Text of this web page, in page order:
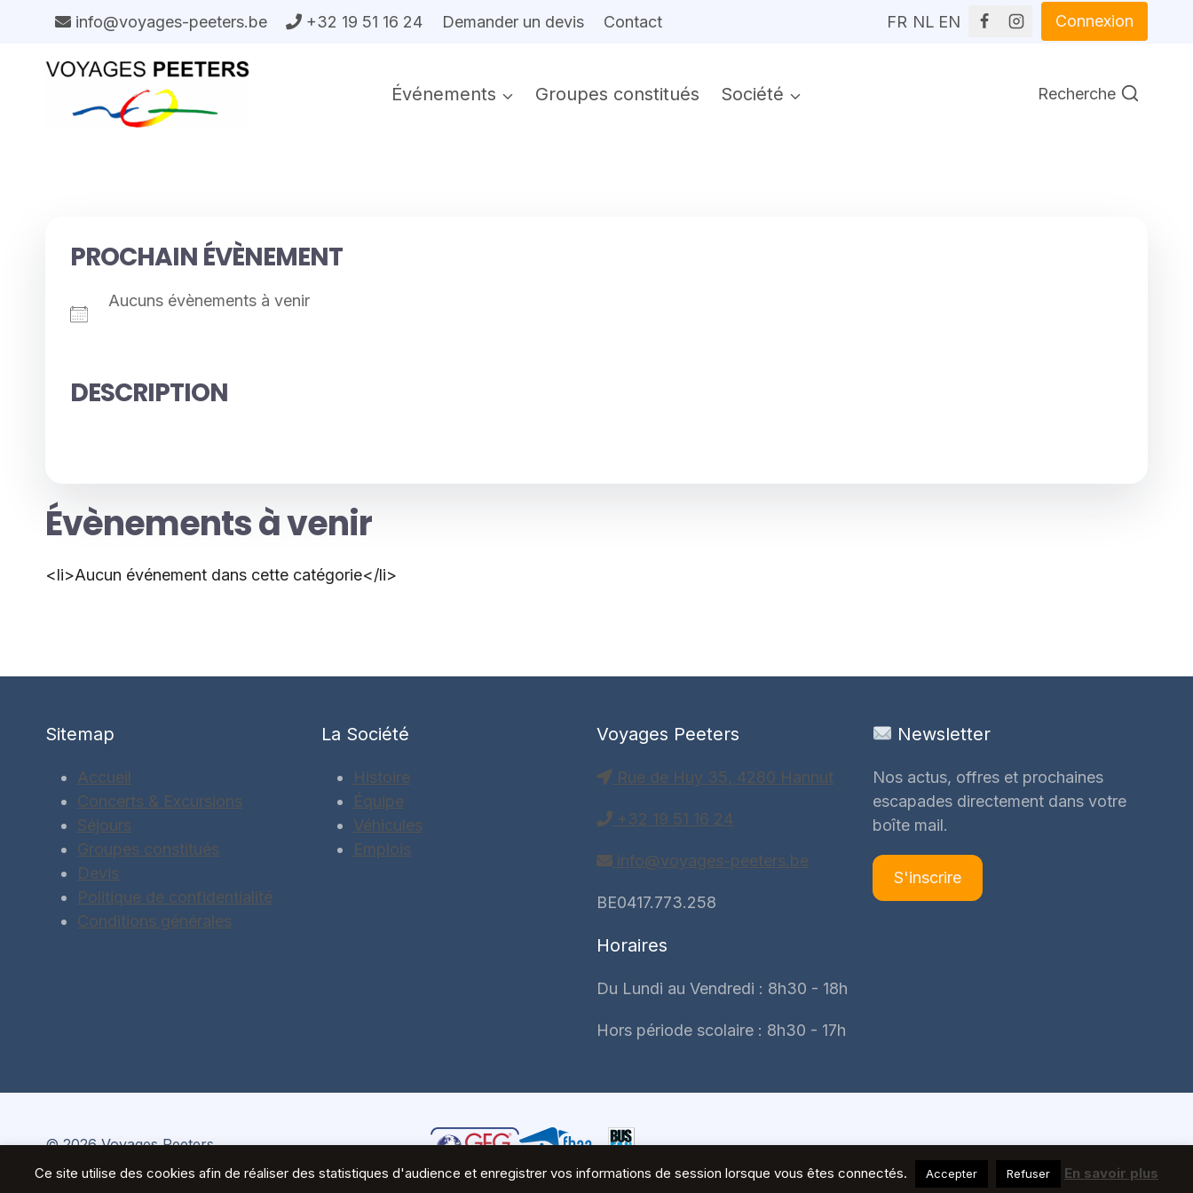
contenu
info@voyages-peeters.be +32 19 51 16 24 Demander un devis Contact FR NL EN Connexion
Événements Groupes constitués Société Recherche
PROCHAIN ÉVÈNEMENT
Aucuns évènements à venir
DESCRIPTION
Évènements à venir
<li>Aucun événement dans cette catégorie</li>
Sitemap
Accueil
Concerts & Excursions
Séjours
Groupes constitués
Devis
Politique de confidentialité
Conditions générales
La Société
Histoire
Équipe
Véhicules
Emplois
Voyages Peeters
Rue de Huy 35, 4280 Hannut
+32 19 51 16 24
info@voyages-peeters.be
BE0417.773.258
Horaires
Du Lundi au Vendredi : 8h30 - 18h
Hors période scolaire : 8h30 - 17h
Newsletter
Nos actus, offres et prochaines
escapades directement dans votre
boîte mail.
S'inscrire
© 2026 Voyages Peeters
Ce site utilise des cookies afin de réaliser des statistiques d'audience et enregistrer vos informations de session lorsque vous êtes connectés. Accepter Refuser En savoir plus